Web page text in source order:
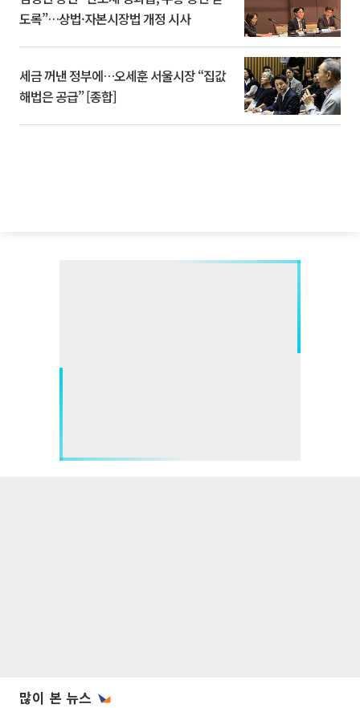
도록”…상법·자본시장법 개정 시사
세금 꺼낸 정부에…오세훈 서울시장 “집값
해법은 공급” [종합]
많이 본 뉴스